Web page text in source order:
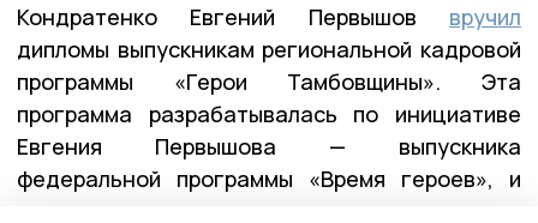
Кондратенко Евгений Первышов вручил
дипломы выпускникам региональной кадровой
программы «Герои Тамбовщины». Эта
программа разрабатывалась по инициативе
Евгения Первышова — выпускника
федеральной программы «Время героев», и